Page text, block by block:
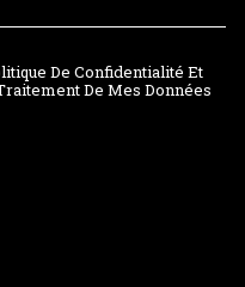
De Confidentialité Et
De Mes Données